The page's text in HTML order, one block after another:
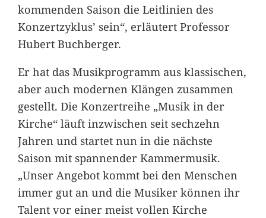
kommenden Saison die Leitlinien des
Konzertzyklus’ sein“, erläutert Professor
Hubert Buchberger.
Er hat das Musikprogramm aus klassischen,
aber auch modernen Klängen zusammen
gestellt. Die Konzertreihe „Musik in der
Kirche“ läuft inzwischen seit sechzehn
Jahren und startet nun in die nächste
Saison mit spannender Kammermusik.
„Unser Angebot kommt bei den Menschen
immer gut an und die Musiker können ihr
Talent vor einer meist vollen Kirche